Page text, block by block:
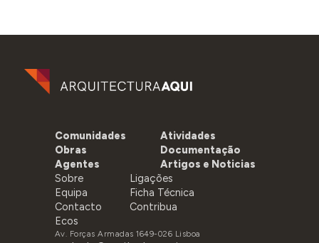
Comunidades
Obras
Agentes
Atividades
Documentação
Artigos e Noticias
Sobre
Equipa
Contacto
Ecos
Ligações
Ficha Técnica
Contribua
Av. Forças Armadas 1649-026 Lisboa